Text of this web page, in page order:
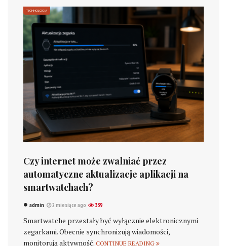
TECHNOLOGIA
Czy internet może zwalniać przez
automatyczne aktualizacje aplikacji na
smartwatchach?
admin 2 miesiące ago 339
Smartwatche przestały być wyłącznie elektronicznymi
zegarkami. Obecnie synchronizują wiadomości,
monitorują aktywność. CONTINUE READING